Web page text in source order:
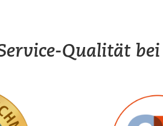
Qualität